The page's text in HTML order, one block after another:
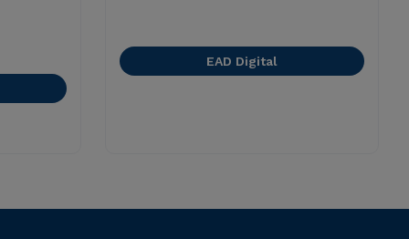
EAD Digital